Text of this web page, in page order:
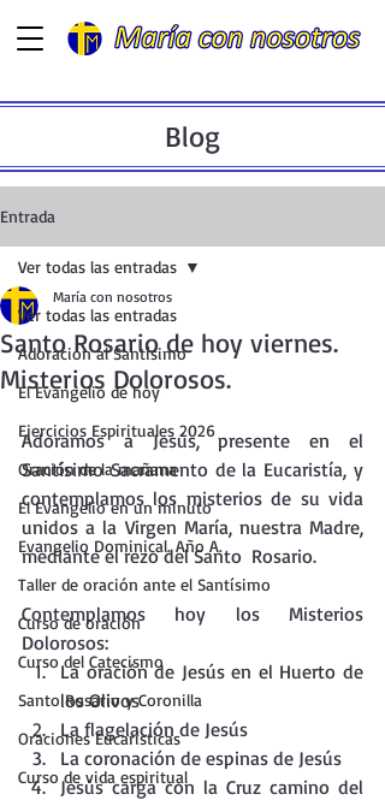
Blog
Entrada
Ver todas las entradas
Adoración al Santísimo
El Evangelio de hoy
Ejercicios Espirituales 2026
Oración de la mañana
El Evangelio en un minuto
Evangelio Dominical. Año A.
Taller de oración ante el Santísimo
Curso de oración
Curso del Catecismo
Santo Rosario y Coronilla
Oraciones Eucarísticas
Curso de vida espiritual
Ver todas las entradas
Santo Rosario de hoy viernes.
Misterios Dolorosos.
María con nosotros
Adoramos a Jesús, presente en el
Santísimo Sacramento de la Eucaristía, y
contemplamos los misterios de su vida
unidos a la Virgen María, nuestra Madre,
mediante el rezo del Santo  Rosario.
Contemplamos hoy los Misterios
Dolorosos:
La oración de Jesús en el Huerto de
los Olivos
La flagelación de Jesús
La coronación de espinas de Jesús
Jesús carga con la Cruz camino del